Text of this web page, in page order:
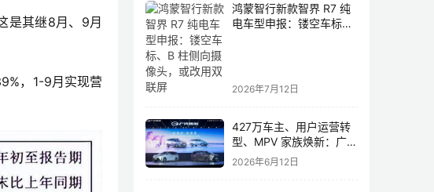
是其继8月、9月
，1-9月实现营
鸿蒙智行新款智界 R7 纯
电车型申报：镂空车标、
2026年7月12日
427万车主、用户运营转
型、MPV 家族焕新：广汽
传祺书写新传奇
2026年6月12日